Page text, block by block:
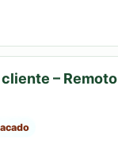
– Remoto